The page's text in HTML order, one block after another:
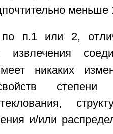
меньше
п.1 или 2,
извлечения
никаких
степени
и/или